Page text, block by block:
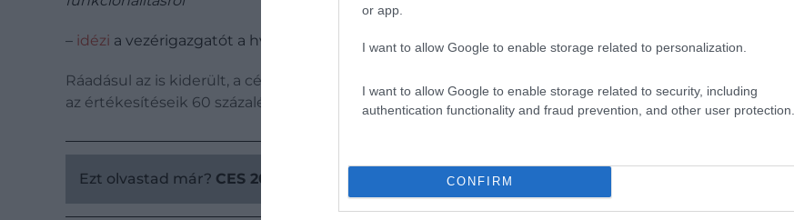
or app.
I want to allow Google to enable storage related to personalization.
I want to allow Google to enable storage related to security, including
authentication functionality and fraud prevention, and other user protection.
CONFIRM
– idézi a vezérigazgatót a hvg.hu.
Ráadásul az is kiderült, a cég tervei szerint 2026-ra hibrid és teljesen elektromos autó fogják kitenni
az értékesítéseik 60 százalékát.
Ezt olvastad már? CES 2024: az autógyártók már az elektromos hajtás alternatíváját keresik